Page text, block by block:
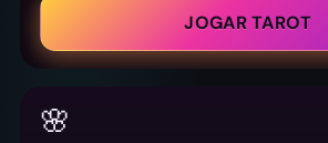
JOGAR TAROT
🌸